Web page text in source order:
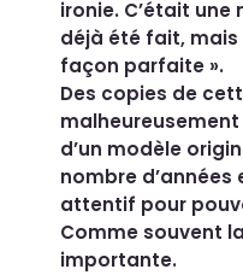
ironie. C’était une
déjà été fait, mais
façon parfaite ».
Des copies de
d’un modèle
nombre
attentif pour
Comme souvent
importante.